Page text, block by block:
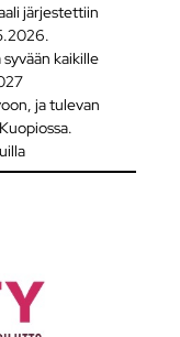
järjestettiin
kaikille
ja tulevan